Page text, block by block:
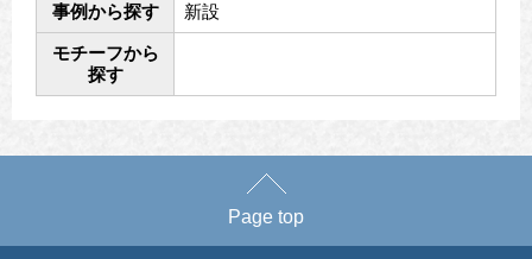
事例から探す 新設
モチーフから
探す
Page top